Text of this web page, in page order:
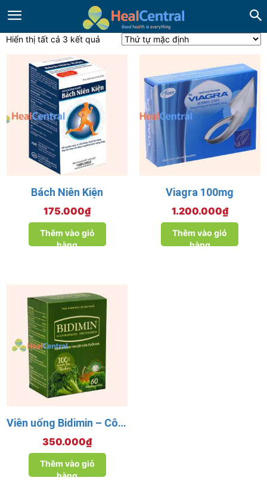
Hiển thị tất cả 3 kết quả
Bách Niên Kiện
175.000₫
Thêm vào giỏ
hàng
Viagra 100mg
1.200.000₫
Thêm vào giỏ
hàng
Viên uống Bidimin – Công ty cổ phần Bảo Dược Nhất Tâm
350.000₫
Thêm vào giỏ
hàng